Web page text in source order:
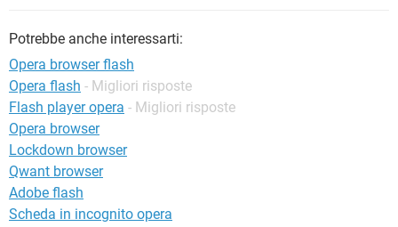
Potrebbe anche interessarti:
Opera browser flash
Opera flash - Migliori risposte
Flash player opera - Migliori risposte
Opera browser
Lockdown browser
Qwant browser
Adobe flash
Scheda in incognito opera